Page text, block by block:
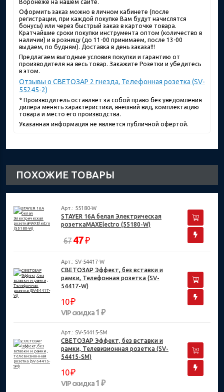
Воронеже на нашем сайте.
Оформить заказ можно в личном кабинете (после
регистрации, при каждой покупке Вам будут начислятся
бонусы) или через быстрый заказ в карточке товара.
Кратчайшие сроки покупки инструмента оптом (количество в
наличии) и в розницу (до 11-00 принимаем, после 13-00
выдаем, по будням). Доставка в день заказа!!!
Предлагаем выгодные условия покупки и гарантию от
производителя на весь товар. Закажите Розетки и убедитесь
в этом.
Отзывы о СВЕТОЗАР 2 гнезда, Телефонная розетка (SV-
55245-2)
* Производитель оставляет за собой право без уведомления
дилера менять характеристики, внешний вид, комплектацию
товара и место его производства.
Указанная информация не является публичной офертой.
ПОХОЖИЕ ТОВАРЫ
Арт.: 55180-W
STAYER 16A белая Электрическая
розеткаMAXElectro (55180-W)
67 47₽
Арт.: SV-54417-W
СВЕТОЗАР Эффект, без вставки и
рамки, Телефонная розетка (SV-
54417-W)
10₽
VIP скидка1 ₽
Арт.: SV-54415-SM
СВЕТОЗАР Эффект, без вставки и
рамки, Телевизионная розетка (SV-
54415-SM)
10₽
VIP скидка1 ₽